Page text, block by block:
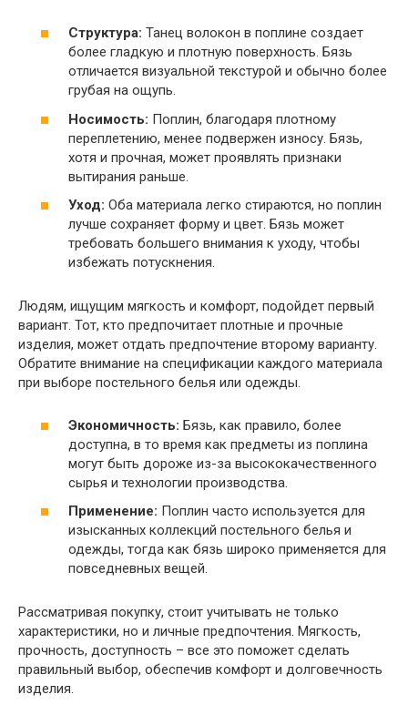
Структура: Танец волокон в поплине создает
более гладкую и плотную поверхность. Бязь
отличается визуальной текстурой и обычно более
грубая на ощупь.
Носимость: Поплин, благодаря плотному
переплетению, менее подвержен износу. Бязь,
хотя и прочная, может проявлять признаки
вытирания раньше.
Уход: Оба материала легко стираются, но поплин
лучше сохраняет форму и цвет. Бязь может
требовать большего внимания к уходу, чтобы
избежать потускнения.
Людям, ищущим мягкость и комфорт, подойдет первый
вариант. Тот, кто предпочитает плотные и прочные
изделия, может отдать предпочтение второму варианту.
Обратите внимание на спецификации каждого материала
при выборе постельного белья или одежды.
Экономичность: Бязь, как правило, более
доступна, в то время как предметы из поплина
могут быть дороже из-за высококачественного
сырья и технологии производства.
Применение: Поплин часто используется для
изысканных коллекций постельного белья и
одежды, тогда как бязь широко применяется для
повседневных вещей.
Рассматривая покупку, стоит учитывать не только
характеристики, но и личные предпочтения. Мягкость,
прочность, доступность – все это поможет сделать
правильный выбор, обеспечив комфорт и долговечность
изделия.